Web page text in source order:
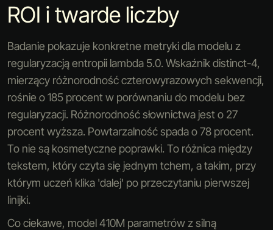
ROI i twarde liczby
Badanie pokazuje konkretne metryki dla modelu z
regularyzacją entropii lambda 5.0. Wskaźnik distinct-4,
mierzący różnorodność czterowyrazowych sekwencji,
rośnie o 185 procent w porównaniu do modelu bez
regularyzacji. Różnorodność słownictwa jest o 27
procent wyższa. Powtarzalność spada o 78 procent.
To nie są kosmetyczne poprawki. To różnica między
tekstem, który czyta się jednym tchem, a takim, przy
którym uczeń klika 'dalej' po przeczytaniu pierwszej
linijki.
Co ciekawe, model 410M parametrów z silną